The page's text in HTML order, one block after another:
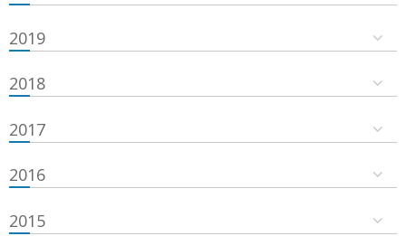
2019
2018
2017
2016
2015